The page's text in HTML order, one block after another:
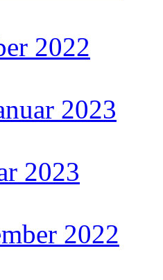
2022
2023
2023
2022